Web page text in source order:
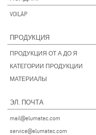
VOILÀP
ПРОДУКЦИЯ
ПРОДУКЦИЯ ОТ А ДО Я
КАТЕГОРИИ ПРОДУКЦИИ
МАТЕРИАЛЫ
ЭЛ. ПОЧТА
mail@elumatec.com
service@elumatec.com